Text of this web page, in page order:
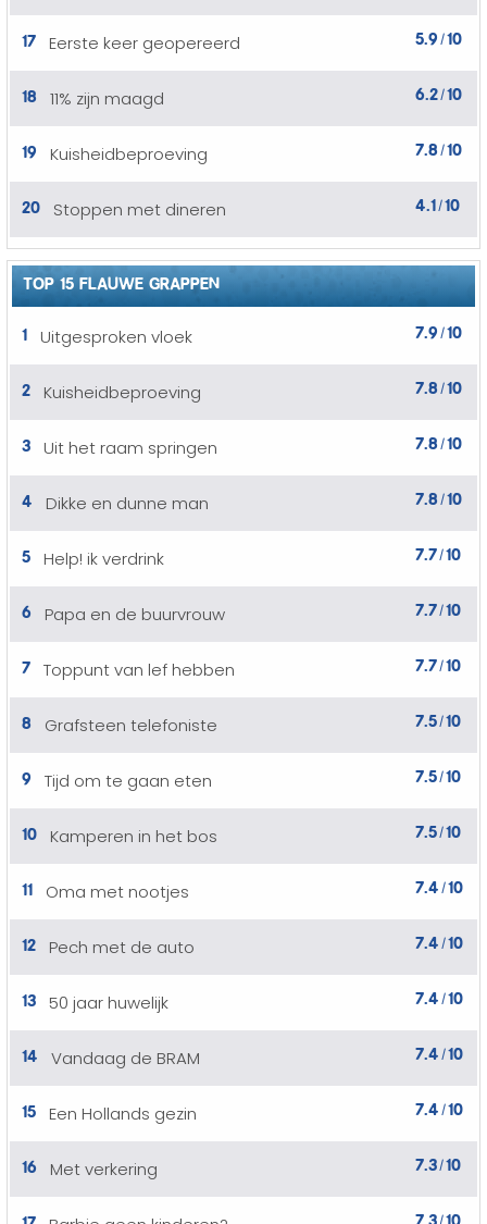
17 Eerste keer geopereerd 5.9 /10
18 11% zijn maagd 6.2/10
19 Kuisheidbeproeving 7.8/10
20 Stoppen met dineren 4.1/10
TOP 15 FLAUWE GRAPPEN
1
Uitgesproken vloek 7.9 /10
2 Kuisheidbeproeving 7.8 /10
3 Uit het raam springen 7.8/10
4 Dikke en dunne man 7.8 /10
5 Help! ik verdrink 7.7/10
6 Papa en de buurvrouw 7.7/10
7 Toppunt van lef hebben 7.7/10
8 Grafsteen telefoniste 7.5/10
9 Tijd om te gaan eten 7.5/10
10 Kamperen in het bos 7.5/10
11 Oma met nootjes 7.4 /10
12 Pech met de auto 7.4 /10
13 50 jaar huwelijk 7.4 /10
14 Vandaag de BRAM 7.4 /10
15 Een Hollands gezin 7.4 /10
16 Met verkering 7.3/10
7.3 10